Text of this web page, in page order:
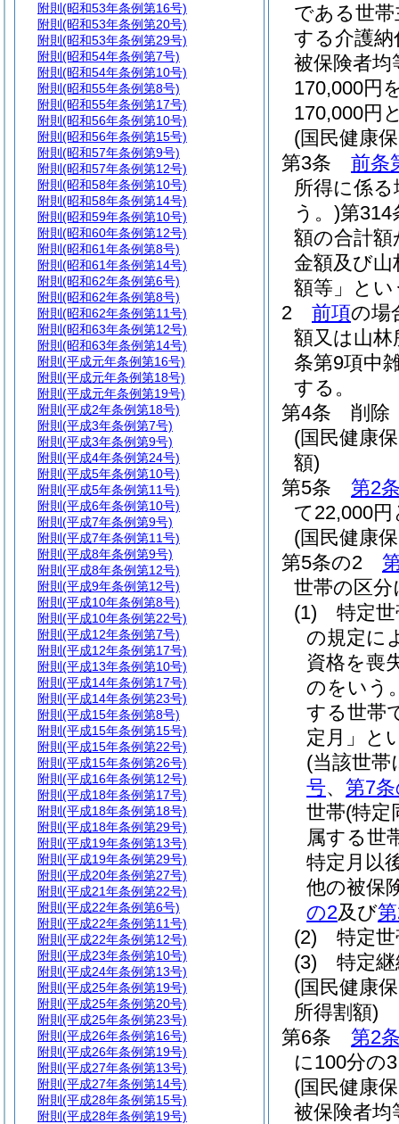
である世帯
する介護
被保険者
170,000円
170,000円
(国民健康
第3条
前条
所得に係
う。)第314
額の合計
金額及び山
額等」とい
2
前項の場
額又は山
条第9項中
する。
第4条
削除
(国民健康
額)
第5条
第2
て22,000
(国民健康
第5条の2
世帯の区
(1)
特定
の規定に
資格を喪
のをいう
する世帯
定月」と
(当該世
号、 第7
世帯(特定
属する世
特定月以
他の被保
の2及び
(2)
特定
(3)
特定
(国民健康
所得割額)
第6条
第2
に100分の
(国民健康
被保険者均
附則 (昭和53年条例第16号)
附則 (昭和53年条例第20号)
附則 (昭和53年条例第29号)
附則 (昭和54年条例第7号)
附則 (昭和54年条例第10号)
附則 (昭和55年条例第8号)
附則 (昭和55年条例第17号)
附則 (昭和56年条例第10号)
附則 (昭和56年条例第15号)
附則 (昭和57年条例第9号)
附則 (昭和57年条例第12号)
附則 (昭和58年条例第10号)
附則 (昭和58年条例第14号)
附則 (昭和59年条例第10号)
附則 (昭和60年条例第12号)
附則 (昭和61年条例第8号)
附則 (昭和61年条例第14号)
附則 (昭和62年条例第6号)
附則 (昭和62年条例第8号)
附則 (昭和62年条例第11号)
附則 (昭和63年条例第12号)
附則 (昭和63年条例第14号)
附則 (平成元年条例第16号)
附則 (平成元年条例第18号)
附則 (平成元年条例第19号)
附則 (平成2年条例第18号)
附則 (平成3年条例第7号)
附則 (平成3年条例第9号)
附則 (平成4年条例第24号)
附則 (平成5年条例第10号)
附則 (平成5年条例第11号)
附則 (平成6年条例第10号)
附則 (平成7年条例第9号)
附則 (平成7年条例第11号)
附則 (平成8年条例第9号)
附則 (平成8年条例第12号)
附則 (平成9年条例第12号)
附則 (平成10年条例第8号)
附則 (平成10年条例第22号)
附則 (平成12年条例第7号)
附則 (平成12年条例第17号)
附則 (平成13年条例第10号)
附則 (平成14年条例第17号)
附則 (平成14年条例第23号)
附則 (平成15年条例第8号)
附則 (平成15年条例第15号)
附則 (平成15年条例第22号)
附則 (平成15年条例第26号)
附則 (平成16年条例第12号)
附則 (平成18年条例第17号)
附則 (平成18年条例第18号)
附則 (平成18年条例第29号)
附則 (平成19年条例第13号)
附則 (平成19年条例第29号)
附則 (平成20年条例第27号)
附則 (平成21年条例第22号)
附則 (平成22年条例第6号)
附則 (平成22年条例第11号)
附則 (平成22年条例第12号)
附則 (平成23年条例第10号)
附則 (平成24年条例第13号)
附則 (平成25年条例第19号)
附則 (平成25年条例第20号)
附則 (平成25年条例第23号)
附則 (平成26年条例第16号)
附則 (平成26年条例第19号)
附則 (平成27年条例第13号)
附則 (平成27年条例第14号)
附則 (平成28年条例第15号)
附則 (平成28年条例第19号)